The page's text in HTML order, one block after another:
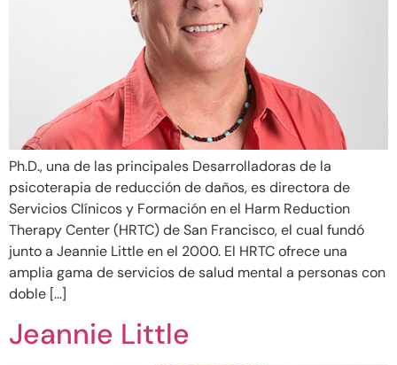
Ph.D., una de las principales Desarrolladoras de la
psicoterapia de reducción de daños, es directora de
Servicios Clínicos y Formación en el Harm Reduction
Therapy Center (HRTC) de San Francisco, el cual fundó
junto a Jeannie Little en el 2000. El HRTC ofrece una
amplia gama de servicios de salud mental a personas con
doble […]
Jeannie Little